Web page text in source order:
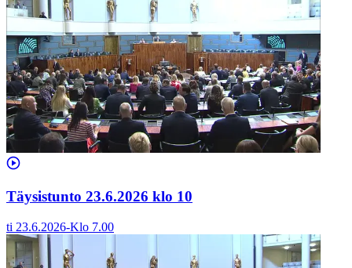
Täysistunto 23.6.2026 klo 10
ti 23.6.2026-Klo 7.00